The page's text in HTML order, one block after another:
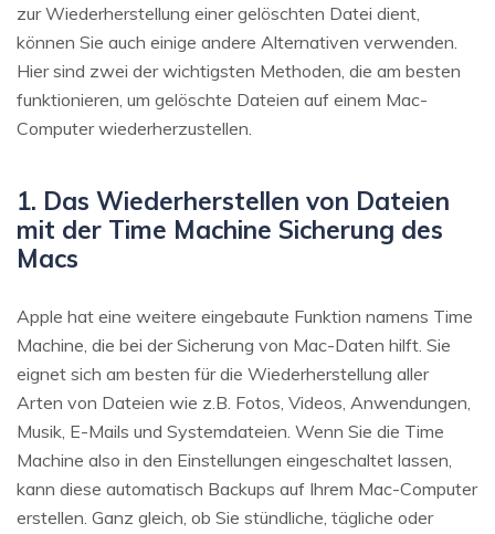
zur Wiederherstellung einer gelöschten Datei dient,
können Sie auch einige andere Alternativen verwenden.
Hier sind zwei der wichtigsten Methoden, die am besten
funktionieren, um gelöschte Dateien auf einem Mac-
Computer wiederherzustellen.
1. Das Wiederherstellen von Dateien
mit der Time Machine Sicherung des
Macs
Apple hat eine weitere eingebaute Funktion namens Time
Machine, die bei der Sicherung von Mac-Daten hilft. Sie
eignet sich am besten für die Wiederherstellung aller
Arten von Dateien wie z.B. Fotos, Videos, Anwendungen,
Musik, E-Mails und Systemdateien. Wenn Sie die Time
Machine also in den Einstellungen eingeschaltet lassen,
kann diese automatisch Backups auf Ihrem Mac-Computer
erstellen. Ganz gleich, ob Sie stündliche, tägliche oder